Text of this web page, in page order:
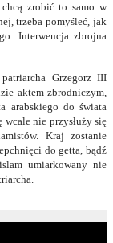
zrobić to samo w
trzeba pomyśleć, jak
Interwencja zbrojna
Grzegorz III
aktem zbrodniczym,
arabskiego do świata
nie przysłuży się
Kraj zostanie
do getta, bądź
umiarkowany nie